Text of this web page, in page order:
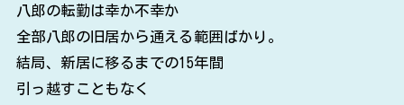
八郎の転勤は幸か不幸か
全部八郎の旧居から通える範囲ばかり。
結局、新居に移るまでの15年間
引っ越すこともなく